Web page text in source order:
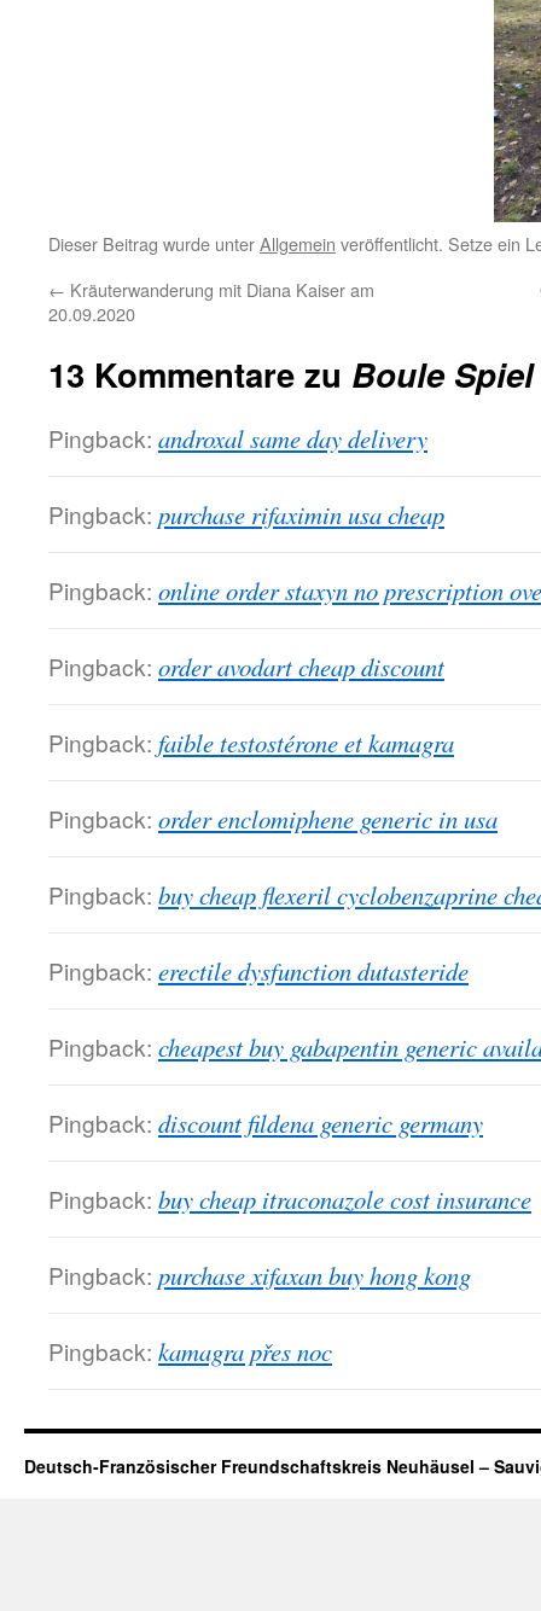
Dieser Beitrag wurde unterAllgemein veröffentlicht. Setze ein
← Kräuterwanderung mit Diana Kaiser am
20.09.2020
13 Kommentare zu Boule Spiel
Pingback: androxal same day delivery
Pingback: purchase rifaximin usa cheap
Pingback: online order staxyn no prescription
Pingback: order avodart cheap discount
Pingback: faible testostérone et kamagra
Pingback: order enclomiphene generic in usa
Pingback: buy cheap flexeril cyclobenzaprine
Pingback: erectile dysfunction dutasteride
Pingback: cheapest buy gabapentin generic
Pingback: discount fildena generic germany
Pingback: buy cheap itraconazole cost insurance
Pingback: purchase xifaxan buy hong kong
Pingback: kamagra přes noc
Deutsch-Französischer Freundschaftskreis Neuhäusel –